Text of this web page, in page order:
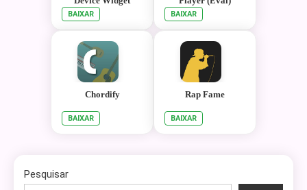
BAIXAR BAIXAR
Chordify
BAIXAR
Rap Fame
BAIXAR
Pesquisar